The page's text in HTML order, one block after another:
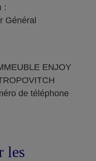
:
Général
ENJOY
de téléphone
les